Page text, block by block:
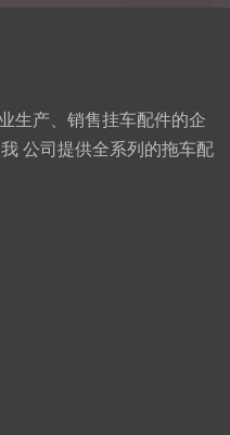
生产、销售挂车配件的企
公司提供全系列的拖车配